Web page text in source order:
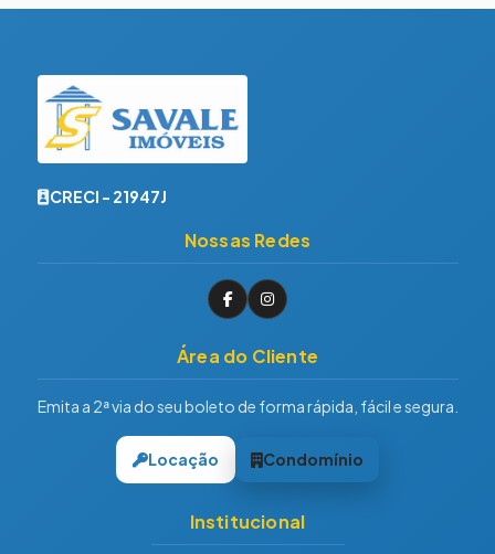
CRECI - 21947J
Nossas Redes
Área do Cliente
Emita a 2ª via do seu boleto de forma rápida, fácil e segura.
Locação Condomínio
Institucional